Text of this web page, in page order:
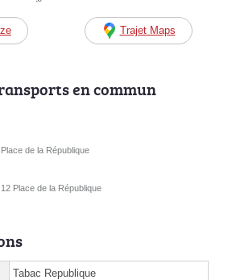
Trajet Maps
en commun
de la République
Place de la République
Tabac Republique